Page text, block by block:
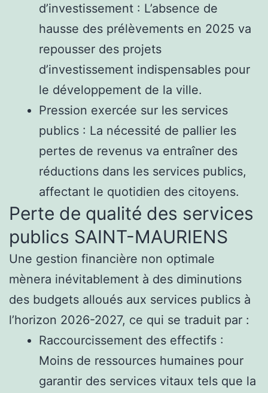
d’investissement : L’absence de
hausse des prélèvements en 2025 va
repousser des projets
d’investissement indispensables pour
le développement de la ville.
Pression exercée sur les services
publics : La nécessité de pallier les
pertes de revenus va entraîner des
réductions dans les services publics,
affectant le quotidien des citoyens.
Perte de qualité des services
publics SAINT-MAURIENS
Une gestion financière non optimale
mènera inévitablement à des diminutions
des budgets alloués aux services publics à
l’horizon 2026-2027, ce qui se traduit par :
Raccourcissement des effectifs :
Moins de ressources humaines pour
garantir des services vitaux tels que la